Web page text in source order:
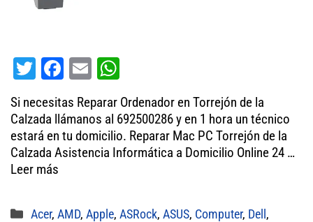
T
tt
er
Fa
ce
bo
ok
E
ail
ha
ts
A
pp
Si necesitas Reparar Ordenador en Torrejón de la
Calzada llámanos al 692500286 y en 1 hora un técnico
estará en tu domicilio. Reparar Mac PC Torrejón de la
Calzada Asistencia Informática a Domicilio Online 24 …
Leer más
Categorías
Acer, AMD, Apple, ASRock, ASUS, Computer, Dell,